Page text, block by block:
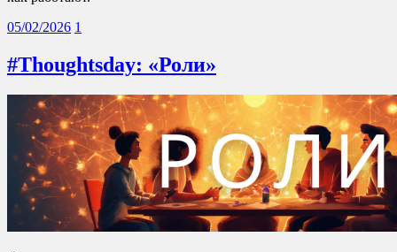
05/02/2026 1
#Thoughtsday: «Роли»